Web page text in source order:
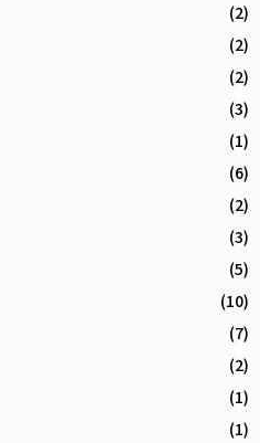
(2)
(2)
(2)
(3)
(1)
(6)
(2)
(3)
(5)
(10)
(7)
(2)
(1)
(1)